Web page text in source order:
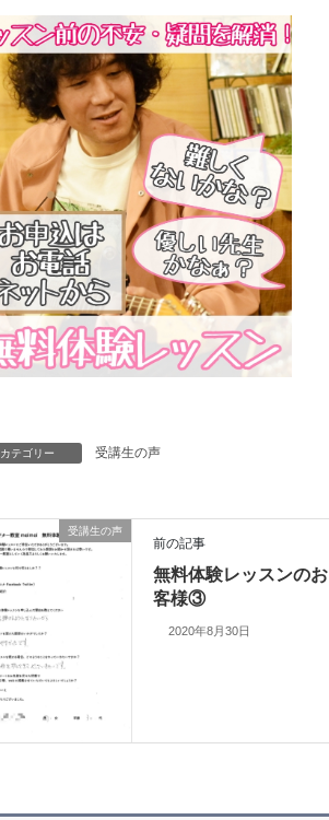
カテゴリー 受講生の声
受講生の声
前の記事
無料体験レッスンのお
客様③
2020年8月30日